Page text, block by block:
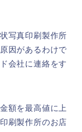
写真印刷製作所
因があるわけで
会社に連絡をす
額を最高値に上
刷製作所のお店